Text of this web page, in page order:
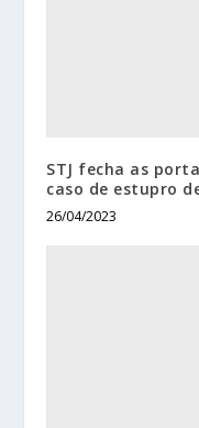
STJ fecha as
caso de estupro
26/04/2023